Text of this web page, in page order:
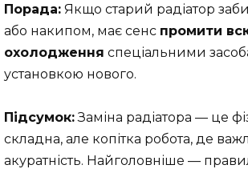
Порада: Якщо старий радіатор
або накипом, має сенс промити
охолодження спеціальними
установкою нового.
Підсумок:Заміна радіатора — це
складна, але копітка робота, де
акуратність. Найголовніше —